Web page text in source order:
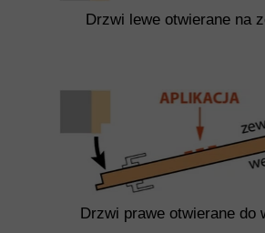
Drzwi prawe otwierane do
Drzwi lewe otwierane na